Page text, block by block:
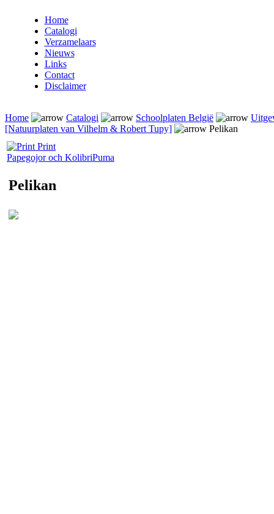
Home
Catalogi
Verzamelaars
Nieuws
Links
Contact
Disclaimer
Home Catalogi Schoolplaten België
[Natuurplaten van Vilhelm & Robert Tupy]
Pelikan
Print
Papegojor och KolibriPuma
Pelikan